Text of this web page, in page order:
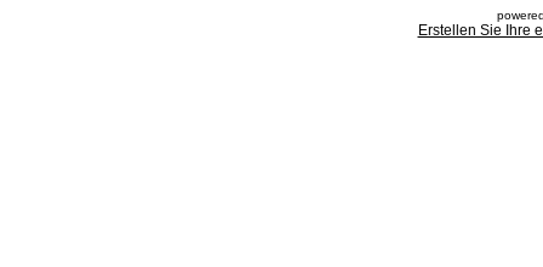
Erstellen Sie Ihre